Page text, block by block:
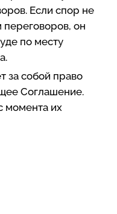
Если спор не
он
по месту
за собой право
Соглашение.
момента их